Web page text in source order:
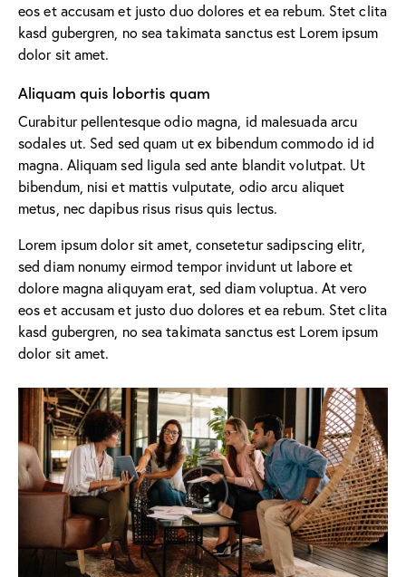
eos et accusam et justo duo dolores et ea rebum. Stet clita
kasd gubergren, no sea takimata sanctus est Lorem ipsum
dolor sit amet.
Aliquam quis lobortis quam
Curabitur pellentesque odio magna, id malesuada arcu
sodales ut. Sed sed quam ut ex bibendum commodo id id
magna. Aliquam sed ligula sed ante blandit volutpat. Ut
bibendum, nisi et mattis vulputate, odio arcu aliquet
metus, nec dapibus risus risus quis lectus.
Lorem ipsum dolor sit amet, consetetur sadipscing elitr,
sed diam nonumy eirmod tempor invidunt ut labore et
dolore magna aliquyam erat, sed diam voluptua. At vero
eos et accusam et justo duo dolores et ea rebum. Stet clita
kasd gubergren, no sea takimata sanctus est Lorem ipsum
dolor sit amet.